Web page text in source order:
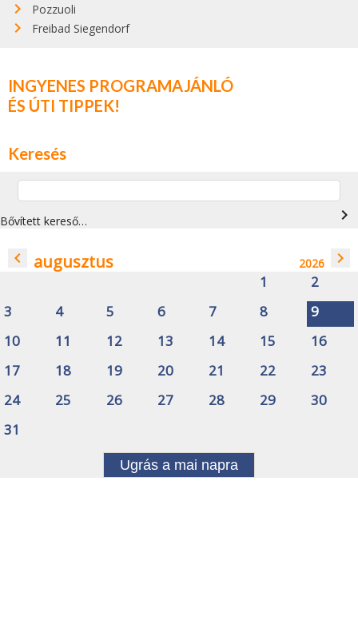
Pozzuoli
Freibad Siegendorf
INGYENES PROGRAMAJÁNLÓ
ÉS ÚTI TIPPEK!
Keresés
Bővített kereső… navigate_next
navigate_before augusztus 2026 navigate_next
1
2
3
4 5 6 7 8
9
10
11 12 13 14 15
16
17
18 19 20 21 22
23
24
25 26 27 28 29
30
31
Ugrás a mai napra